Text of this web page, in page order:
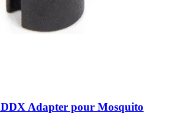
DDX Adapter pour Mosquito